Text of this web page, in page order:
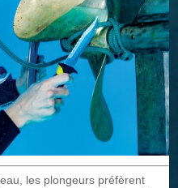
les plongeurs préfèrent